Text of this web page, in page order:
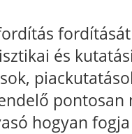
és
hogyan